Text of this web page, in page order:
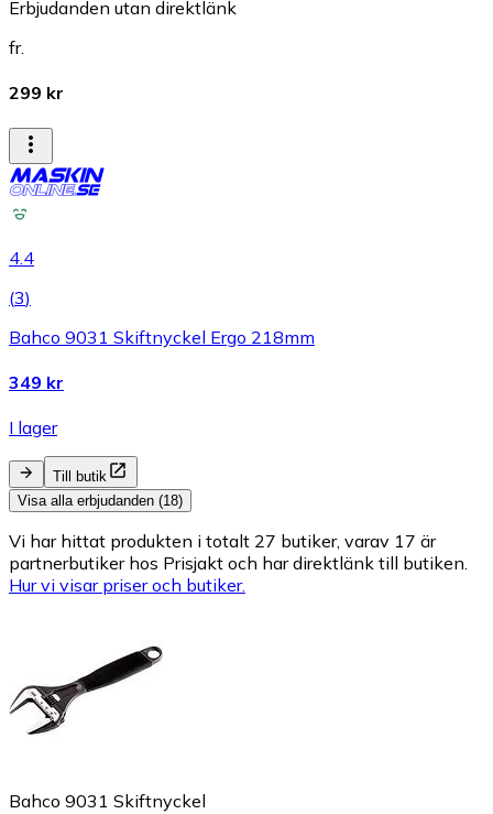
Erbjudanden utan direktlänk
fr.
299 kr
4.4
(3)
Bahco 9031 Skiftnyckel Ergo 218mm
349 kr
I lager
Till butik
Visa alla erbjudanden (18)
Vi har hittat produkten i totalt 27 butiker, varav 17 är
partnerbutiker hos Prisjakt och har direktlänk till butiken.
Hur vi visar priser och butiker.
Bahco 9031 Skiftnyckel